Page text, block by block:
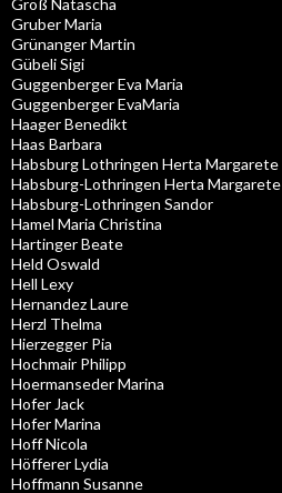
Größ Natascha
Gruber Maria
Grünanger Martin
Gübeli Sigi
Guggenberger Eva Maria
Guggenberger EvaMaria
Haager Benedikt
Haas Barbara
Habsburg Lothringen Herta Margarete
Habsburg-Lothringen Herta Margarete
Habsburg-Lothringen Sandor
Hamel Maria Christina
Hartinger Beate
Held Oswald
Hell Lexy
Hernandez Laure
Herzl Thelma
Hierzegger Pia
Hochmair Philipp
Hoermanseder Marina
Hofer Jack
Hofer Marina
Hoff Nicola
Höfferer Lydia
Hoffmann Susanne